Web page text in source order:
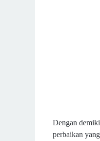
Dengan
perbaikan